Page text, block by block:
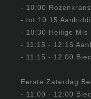
- 10:00 Rozenkrans
- tot 10:15
- 10:30 Heilige Mis
- 11:15 - 12:15
- 11:15 - 12.00
Eerste Zaterdag
- 11.00 - 12:00